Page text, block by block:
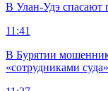
В Улан-Удэ спасают
11:41
В Бурятии
«сотрудниками суда»